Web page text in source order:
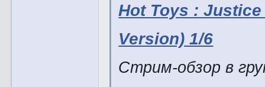
Hot Toys :
Version) 1/6
Стрим-обзор в